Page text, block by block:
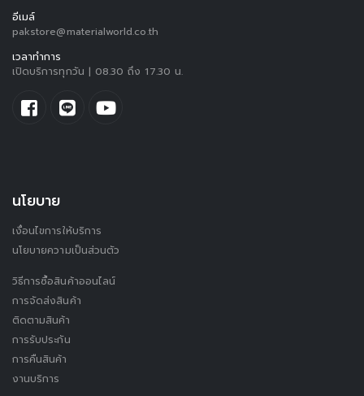
อีเมล์
pakstore@materialworld.co.th
เวลาทำการ
เปิดบริการทุกวัน | 08.30 ถึง 17.30 น.
นโยบาย
เงื่อนไขการให้บริการ
นโยบายความเป็นส่วนตัว
วิธีการซื้อสินค้าออนไลน์
การจัดส่งสินค้า
ติดตามสินค้า
การรับประกัน
การคืนสินค้า
งานบริการ